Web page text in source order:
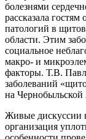
болезнями
рассказала
патологий в
области. Этим
социальное
макро- и
факторы. Т.В.
заболеваний
на
Живые дискуссии
организация